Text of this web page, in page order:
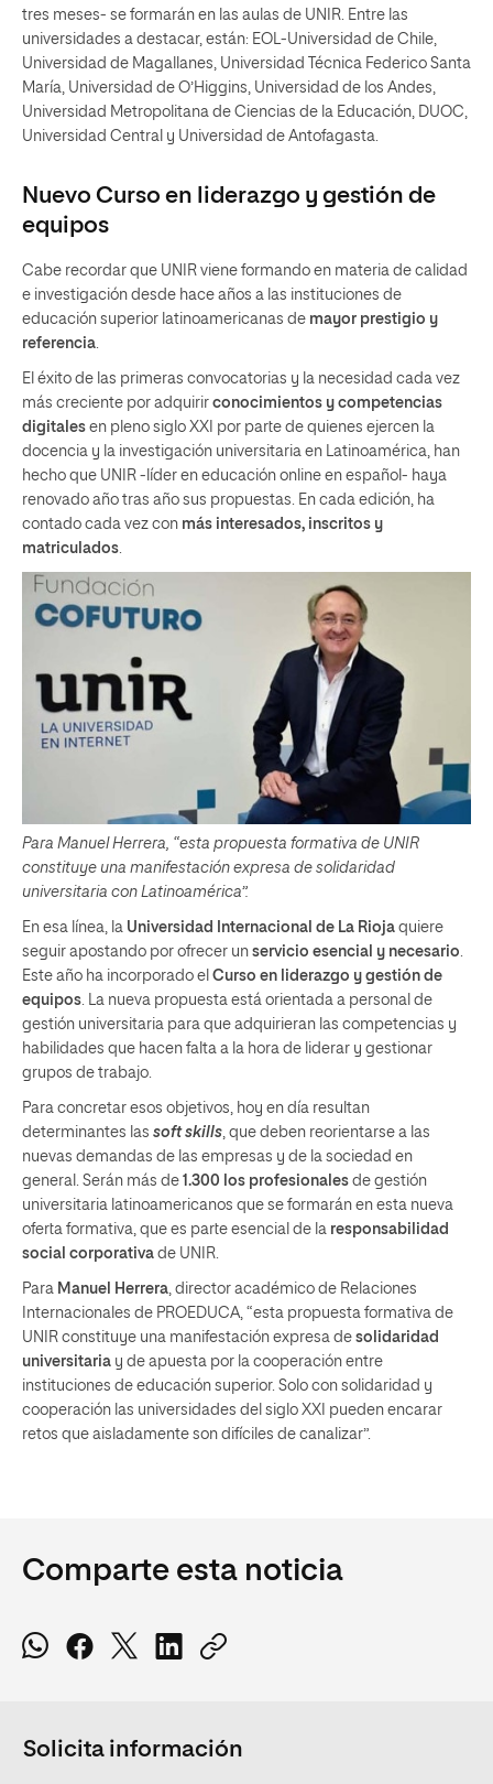
tres meses- se formarán en las aulas de UNIR. Entre las
universidades a destacar, están: EOL-Universidad de Chile,
Universidad de Magallanes, Universidad Técnica Federico Santa
María, Universidad de O’Higgins, Universidad de los Andes,
Universidad Metropolitana de Ciencias de la Educación, DUOC,
Universidad Central y Universidad de Antofagasta.
Nuevo Curso en liderazgo y gestión de
equipos
Cabe recordar que UNIR viene formando en materia de calidad
e investigación desde hace años a las instituciones de
educación superior latinoamericanas de mayor prestigio y
referencia
El éxito de las primeras convocatorias y la necesidad cada vez
más creciente por adquirir conocimientos y competencias
digitales en pleno siglo XXI por parte de quienes ejercen la
docencia y la investigación universitaria en Latinoamérica, han
hecho que UNIR -líder en educación online en español- haya
renovado año tras año sus propuestas. En cada edición, ha
contado cada vez con más interesados, inscritos y
matriculados
Para Manuel Herrera, “esta propuesta formativa de UNIR
constituye una manifestación expresa de solidaridad
universitaria con Latinoamérica”.
En esa línea, la Universidad Internacional de La Rioja quiere
seguir apostando por ofrecer un servicio esencial y necesario.
Este año ha incorporado el Curso en liderazgo y gestión de
equipos. La nueva propuesta está orientada a personal de
gestión universitaria para que adquirieran las competencias y
habilidades que hacen falta a la hora de liderar y gestionar
grupos de trabajo.
Para concretar esos objetivos, hoy en día resultan
determinantes las soft skills, que deben reorientarse a las
nuevas demandas de las empresas y de la sociedad en
general. Serán más de 1.300 los profesionales de gestión
universitaria latinoamericanos que se formarán en esta nueva
oferta formativa, que es parte esencial de la responsabilidad
social corporativa de UNIR.
Para Manuel Herrera, director académico de Relaciones
Internacionales de PROEDUCA, “esta propuesta formativa de
UNIR constituye una manifestación expresa de solidaridad
universitaria y de apuesta por la cooperación entre
instituciones de educación superior. Solo con solidaridad y
cooperación las universidades del siglo XXI pueden encarar
retos que aisladamente son difíciles de canalizar”.
Comparte esta noticia
Solicita información